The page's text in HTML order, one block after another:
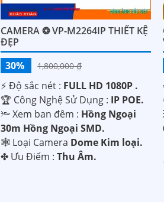
CAMERA ❂ VP-M2264IP THIẾT KỆ
ĐẸP
30%
1,800,000 ₫
️⚡ Độ sắc nét : FULL HD 1080P .
🏆 Công Nghệ Sử Dụng : IP POE.
🔦 Xem ban đêm : Hồng Ngoại
30m Hồng Ngoại SMD.
🕸️ Loại Camera Dome Kim loại.
️✤ Ưu Điểm :Thu Âm.